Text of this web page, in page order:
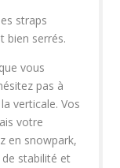
straps
bien serrés.
vous
pas à
verticale. Vos
votre
en snowpark,
stabilité et